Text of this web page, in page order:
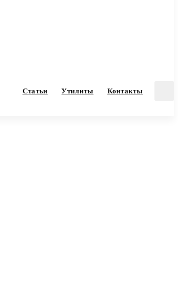
Статьи Утилиты Контакты